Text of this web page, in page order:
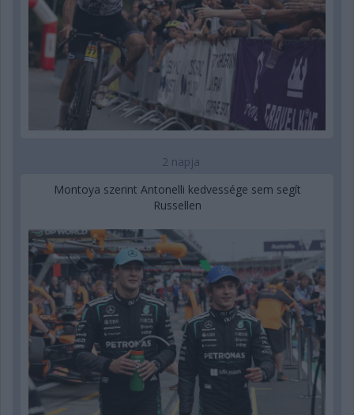
2 napja
Montoya szerint Antonelli kedvessége sem segít
Russellen